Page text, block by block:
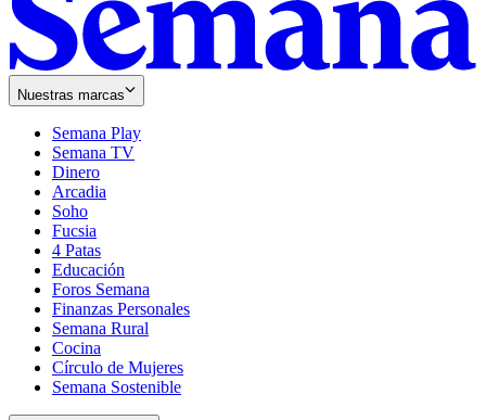
Nuestras marcas
Semana Play
Semana TV
Dinero
Arcadia
Soho
in
new
window
Fucsia
in
new
window
4 Patas
Educación
Foros Semana
Finanzas Personales
Semana Rural
Cocina
Círculo de Mujeres
Semana Sostenible